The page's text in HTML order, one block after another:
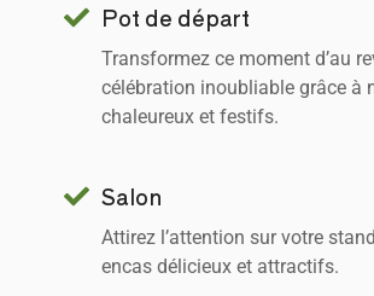
Pot de départ
Transformez ce moment d’au
célébration inoubliable grâce à
chaleureux et festifs.
Salon
Attirez l’attention sur votre
encas délicieux et attractifs.